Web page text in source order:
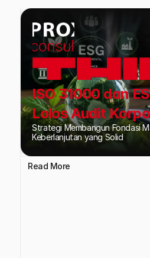
ISO 31000 dan
Lolos Audit
Strategi Membangun Fondasi
Keberlanjutan yang Solid
Read More